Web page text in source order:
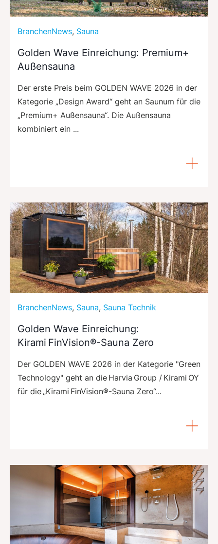
BranchenNews, Sauna
Golden Wave Einreichung: Premium+
Außensauna
Der erste Preis beim GOLDEN WAVE 2026 in der
Kategorie „Design Award“ geht an Saunum für die
„Premium+ Außensauna“. Die Außensauna
kombiniert ein ...
BranchenNews, Sauna, Sauna Technik
Golden Wave Einreichung:
Kirami FinVision®-Sauna Zero
Der GOLDEN WAVE 2026 in der Kategorie "Green
Technology" geht an die Harvia Group / Kirami OY
für die „Kirami FinVision®-Sauna Zero“...